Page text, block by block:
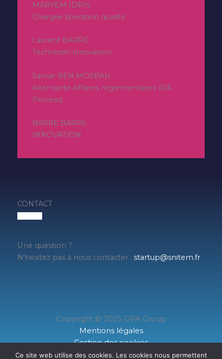
MARYEM IDRIS
Chargée libération qualité
Laurent BARRE
Technicien innovation
Samar BEN MOSBAH
Alternante Affaires réglementaires (RA
Process)
BARRE BARRE
INNOVATION
CONTACT
Une question ?
N'hésitez pas à nous contacter : startup@snitem.fr
Copyright © 2025 OPA Group
Mentions légales
Gestion des cookies
Données personnelles
Ce site web utilise des cookies. Les cookies nous permettent